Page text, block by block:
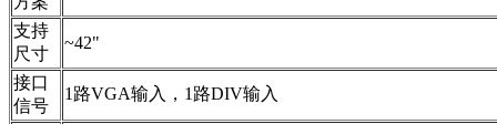
支持
尺寸
~42"
接口
信号
1路VGA输入，1路DIV输入